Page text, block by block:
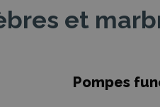
et
Pompes